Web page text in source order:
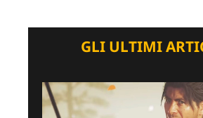
GLI ULTIMI